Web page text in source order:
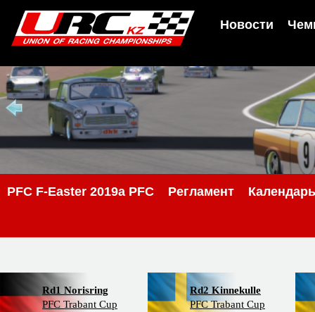
Новости
PFС F-Easter 2019a PFC Регламент Календарь
Rd1 Norisring
PFC Trabant Cup
Rd2 Kinnekulle
PFC Trabant Cup